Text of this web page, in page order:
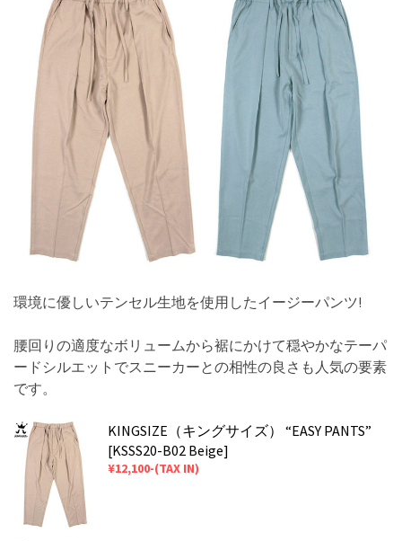
環境に優しいテンセル生地を使用したイージーパンツ!
腰回りの適度なボリュームから裾にかけて穏やかなテーパ
ードシルエットでスニーカーとの相性の良さも人気の要素
です。
KINGSIZE（キングサイズ） “EASY PANTS”
[KSSS20-B02 Beige]
¥12,100-(TAX IN)